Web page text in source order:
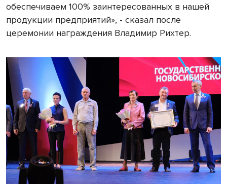
обеспечиваем 100% заинтересованных в нашей
продукции предприятий», - сказал после
церемонии награждения Владимир Рихтер.